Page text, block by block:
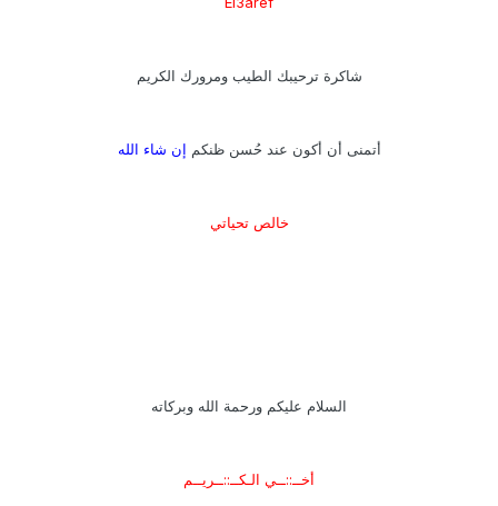
شاكرة ترحيبك الطيب ومرورك الكريم
أتمنى أن أكون عند حُسن ظنكم إن شاء الله
خالص تحياتي
السلام عليكم ورحمة الله وبركاته
أخــ::ــي الـكــ::ــريــم